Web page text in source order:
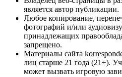
является автор публикации.
Любое копирование,
фотографий и/или
принадлежащих
запрещено.
Материалы сайта
лиц старше 21 года (21+).
может вызвать игровую